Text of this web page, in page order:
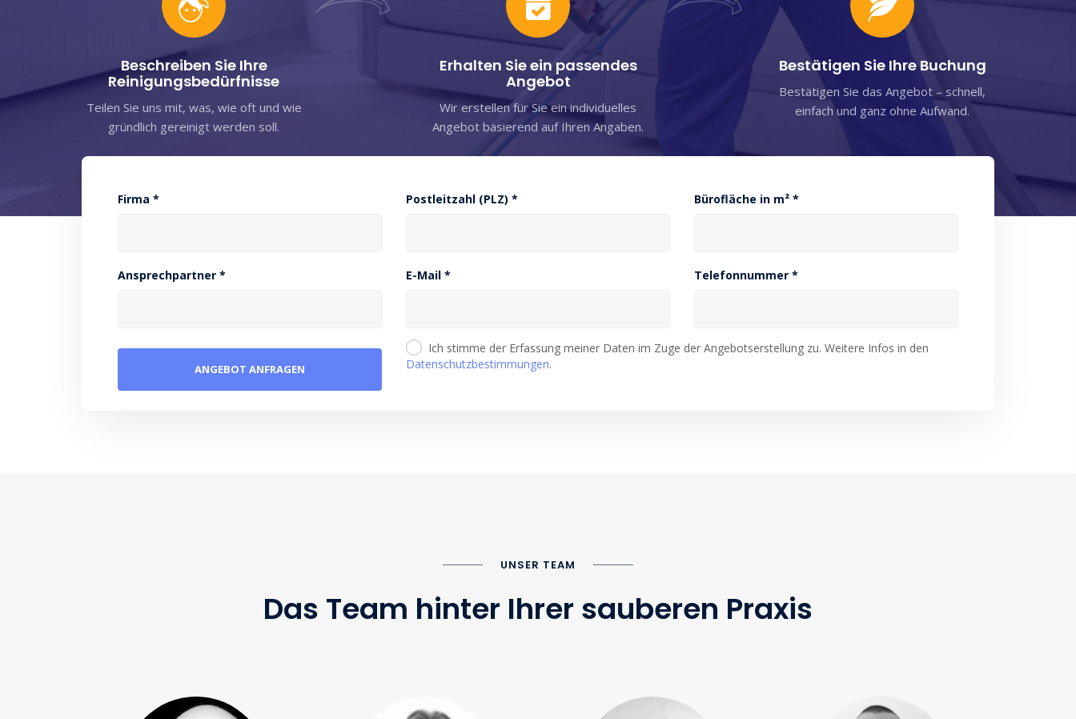
Beschreiben Sie Ihre
Reinigungsbedürfnisse
Teilen Sie uns mit, was, wie oft und wie
gründlich gereinigt werden soll.
Erhalten Sie ein passendes
Angebot
Wir erstellen für Sie ein individuelles
Angebot basierend auf Ihren Angaben.
Bestätigen Sie Ihre Buchung
Bestätigen Sie das Angebot – schnell,
einfach und ganz ohne Aufwand.
Firma * Postleitzahl (PLZ) * Bürofläche in m² *
Ansprechpartner * E-Mail * Telefonnummer *
Ich stimme der Erfassung meiner Daten im Zuge der Angebotserstellung zu. Weitere Infos in den
Datenschutzbestimmungen.
UNSER TEAM
Das Team hinter Ihrer sauberen Praxis